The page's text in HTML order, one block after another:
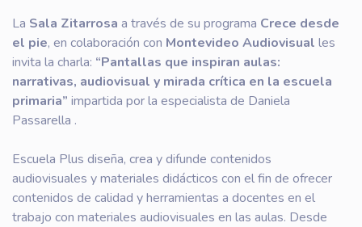
La Sala Zitarrosa a través de su programa Crece desde
el pie, en colaboración con Montevideo Audiovisual les
invita la charla: “Pantallas que inspiran aulas:
narrativas, audiovisual y mirada crítica en la escuela
primaria” impartida por la especialista de Daniela
Passarella .
Escuela Plus diseña, crea y difunde contenidos
audiovisuales y materiales didácticos con el fin de ofrecer
contenidos de calidad y herramientas a docentes en el
trabajo con materiales audiovisuales en las aulas. Desde